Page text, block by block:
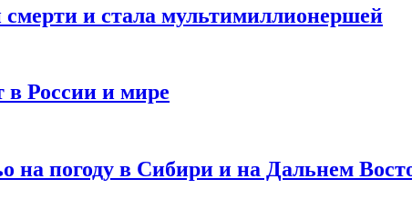
и стала мультимиллионершей
в России и мире
на погоду в Сибири и на Дальнем